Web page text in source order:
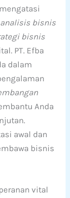
analisis bisnis
bisnis
PT. Efba
dalam
Anda
awal dan
bisnis
vital